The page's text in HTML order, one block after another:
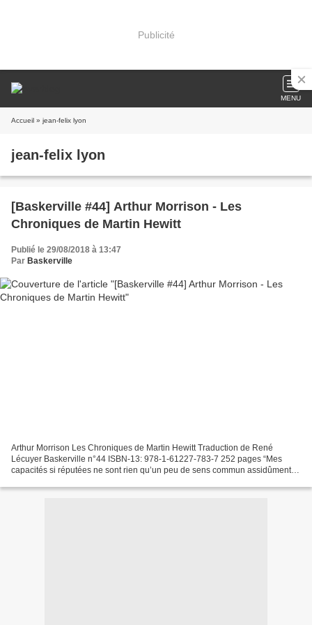
Publicité
MENU
Accueil » jean-felix lyon
jean-felix lyon
[Baskerville #44] Arthur Morrison - Les
Chroniques de Martin Hewitt
Publié le 29/08/2018 à 13:47
Par Baskerville
Arthur Morrison Les Chroniques de Martin Hewitt Traduction de René
Lécuyer Baskerville n°44 ISBN-13: 978-1-61227-783-7 252 pages “Mes
capacités si réputées ne sont rien qu’un peu de sens commun assidûment